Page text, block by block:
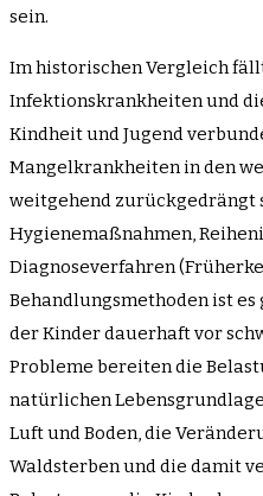
sein.
Im historischen Vergleich
Infektionskrankheiten und
Kindheit und Jugend
Mangelkrankheiten in den
weitgehend zurückgedrängt
Hygienemaßnahmen,
Diagnoseverfahren
Behandlungsmethoden ist
der Kinder dauerhaft vor
Probleme bereiten die
natürlichen
Luft und Boden, die
Waldsterben und die damit